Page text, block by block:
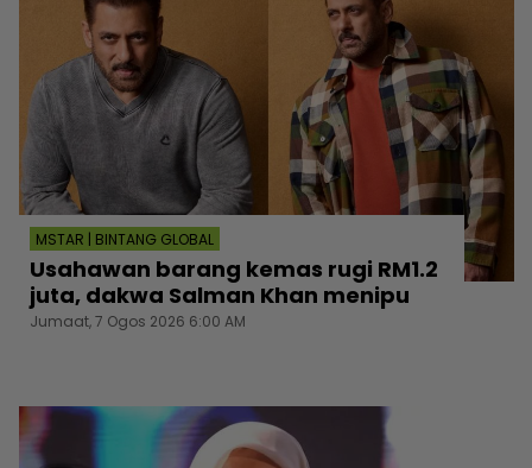
MSTAR | BINTANG GLOBAL
Usahawan barang kemas rugi RM1.2
juta, dakwa Salman Khan menipu
Jumaat, 7 Ogos 2026 6:00 AM